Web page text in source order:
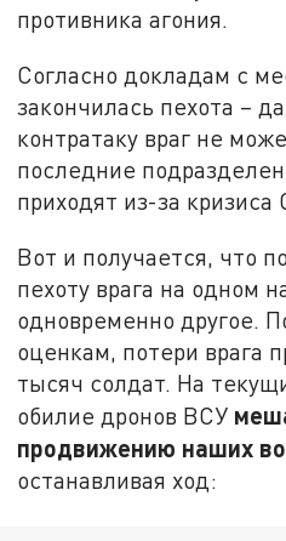
противника агония.
Согласно докладам с
закончилась пехота –
контратаку враг не
последние
приходят из-за кризиса
Вот и получается, что
пехоту врага на одном
одновременно другое.
оценкам, потери врага
тысяч солдат. На
обилие дронов ВСУ
продвижению наших
останавливая ход: